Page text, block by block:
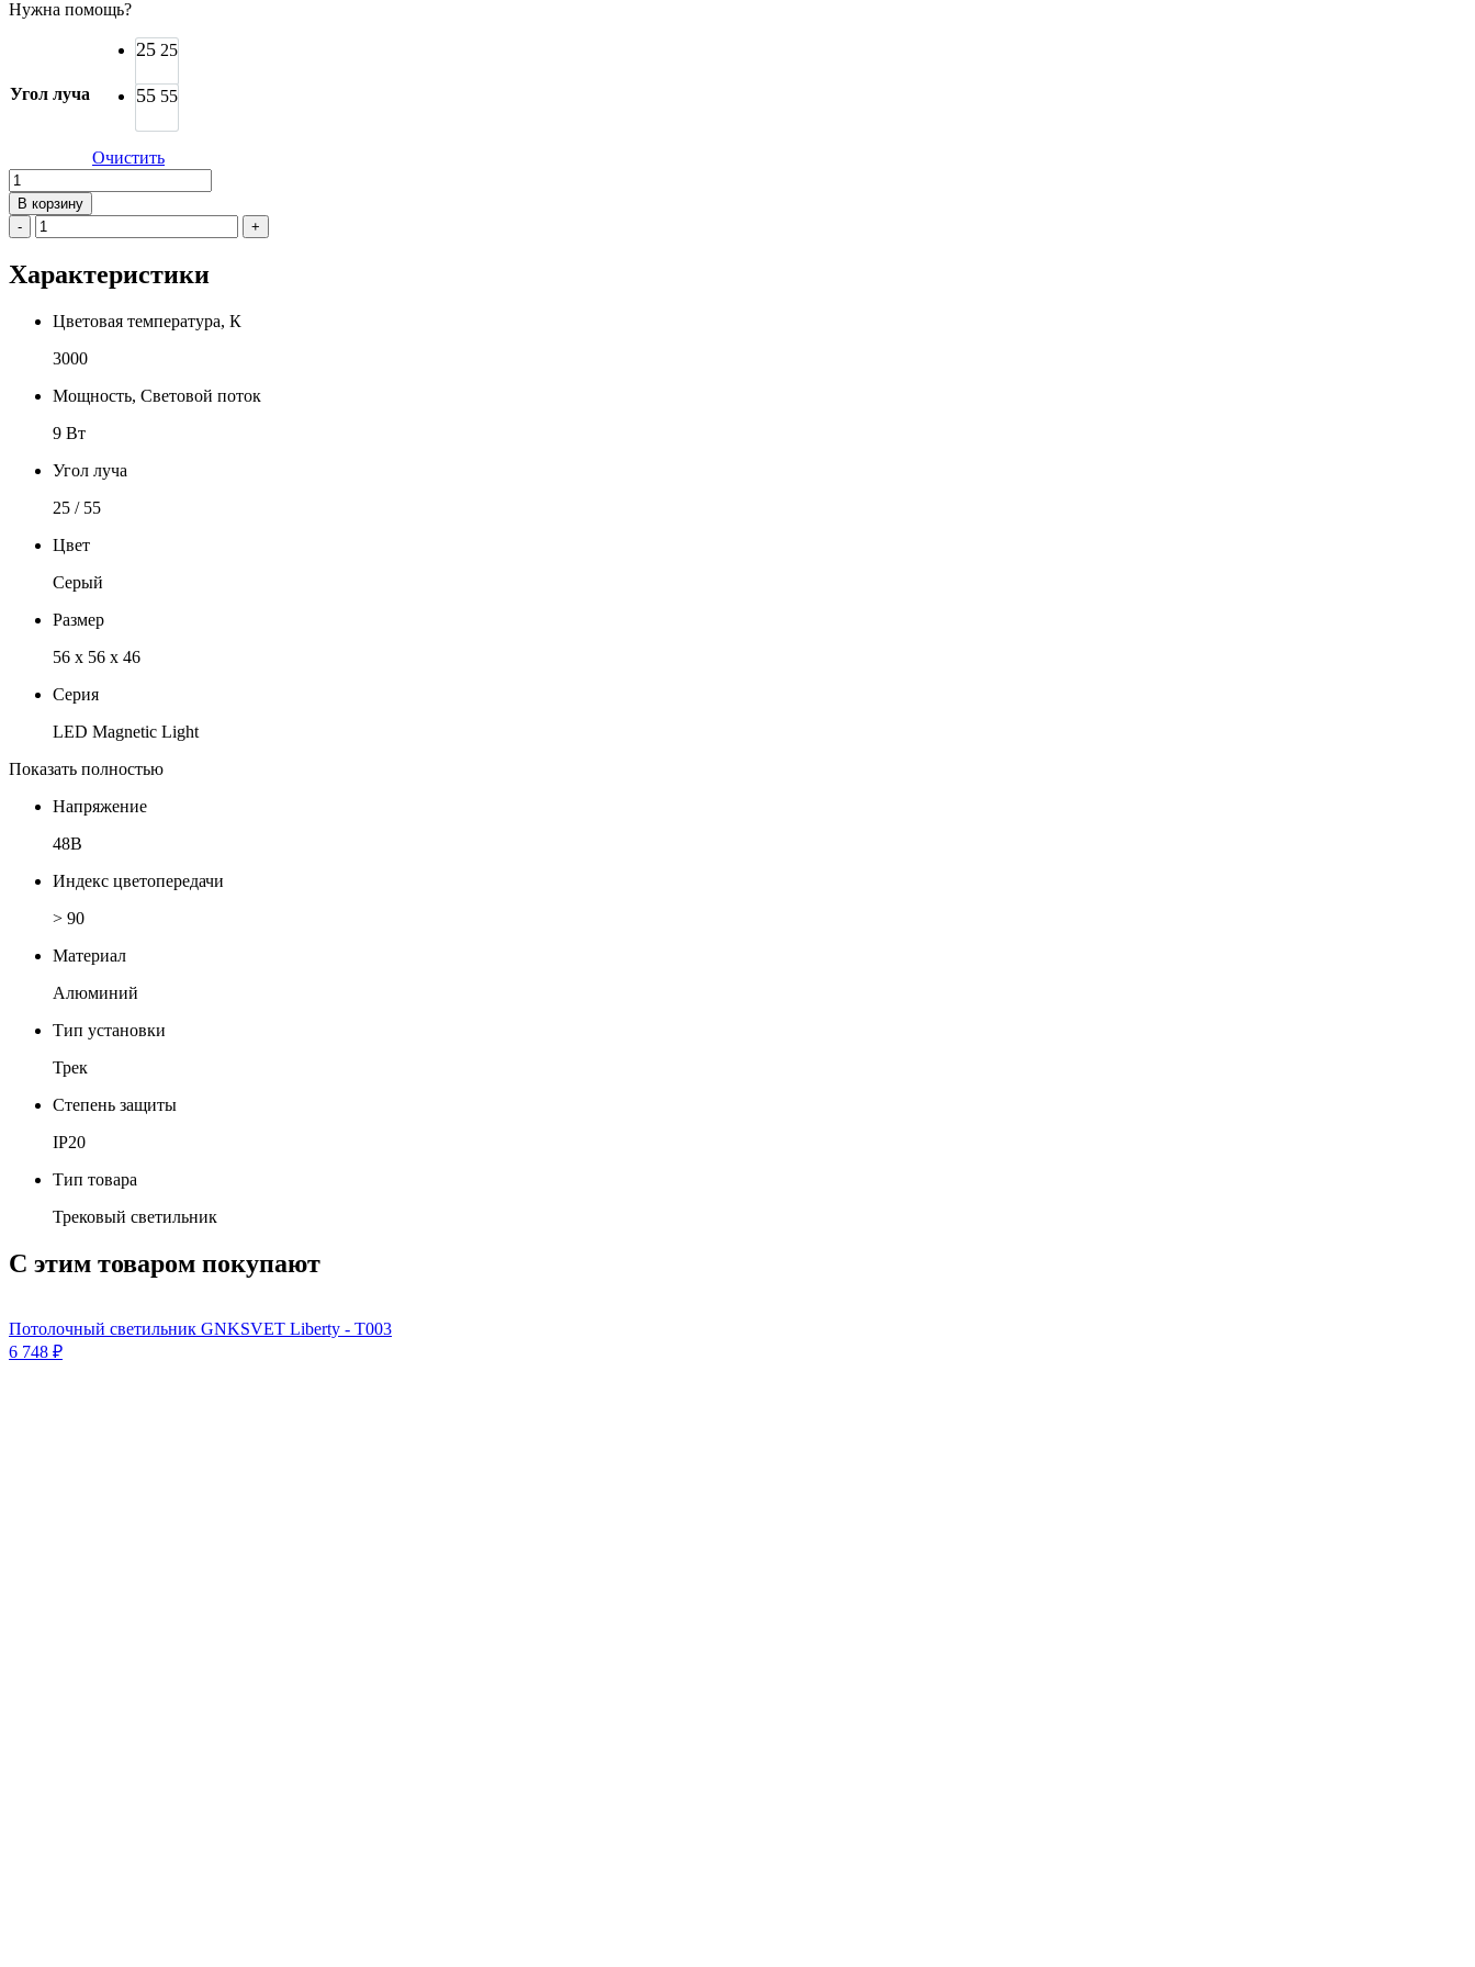
Нужна помощь?
Угол луча
25 25
55 55
Очистить
Количество
товара
Трековый
светильник
Liberty
T169
В корзину
-
+
Характеристики
Цветовая температура, К
3000
Мощность, Световой поток
9 Вт
Угол луча
25 / 55
Цвет
Серый
Размер
56 x 56 x 46
Серия
LED Magnetic Light
Показать полностью
Напряжение
48В
Индекс цветопередачи
> 90
Материал
Алюминий
Тип установки
Трек
Степень защиты
IP20
Тип товара
Трековый светильник
С этим товаром покупают
Потолочный светильник GNKSVET Liberty - T003
6 748 ₽